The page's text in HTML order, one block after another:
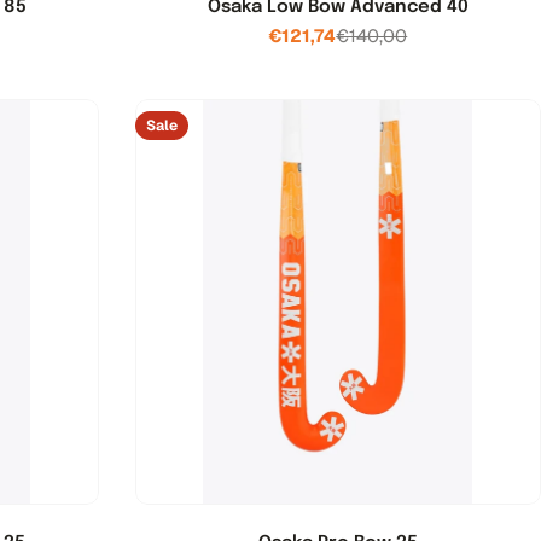
85 Osaka Low Bow Advanced 40
Verkoopprijs
€121,74Normale
€140,00
Sale